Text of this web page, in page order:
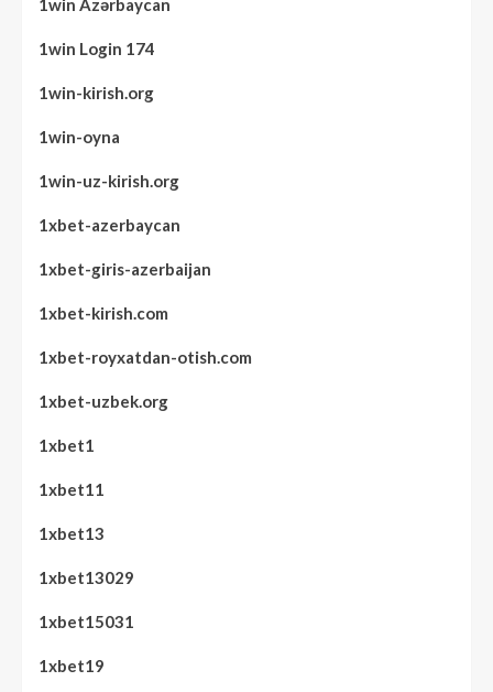
1win Azərbaycan
1win Login 174
1win-kirish.org
1win-oyna
1win-uz-kirish.org
1xbet-azerbaycan
1xbet-giris-azerbaijan
1xbet-kirish.com
1xbet-royxatdan-otish.com
1xbet-uzbek.org
1xbet1
1xbet11
1xbet13
1xbet13029
1xbet15031
1xbet19